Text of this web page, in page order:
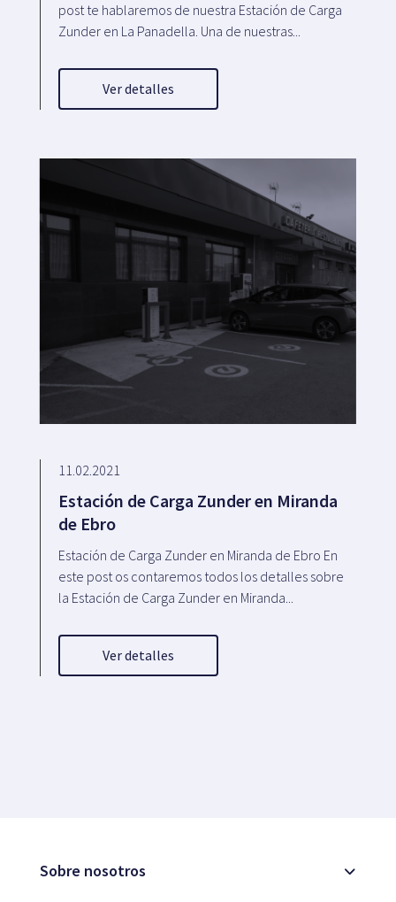
post te hablaremos de nuestra Estación de Carga
Zunder en La Panadella. Una de nuestras...
Ver detalles
11.02.2021
Estación de Carga Zunder en Miranda
de Ebro
Estación de Carga Zunder en Miranda de Ebro En
este post os contaremos todos los detalles sobre
la Estación de Carga Zunder en Miranda...
Ver detalles
Sobre nosotros